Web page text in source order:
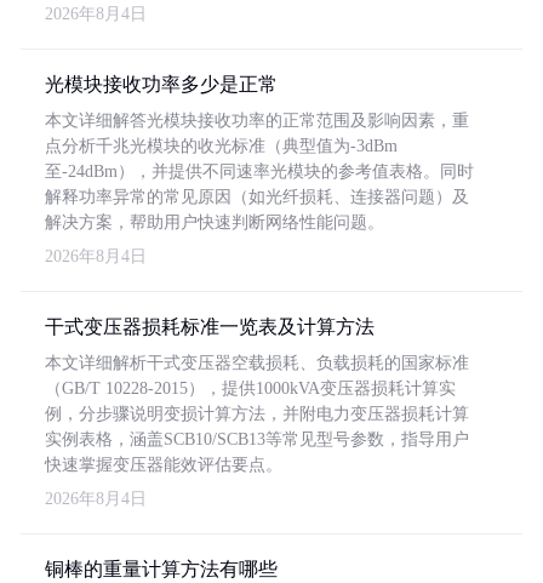
2026年8月4日
光模块接收功率多少是正常
本文详细解答光模块接收功率的正常范围及影响因素，重
点分析千兆光模块的收光标准（典型值为-3dBm
至-24dBm），并提供不同速率光模块的参考值表格。同时
解释功率异常的常见原因（如光纤损耗、连接器问题）及
解决方案，帮助用户快速判断网络性能问题。
2026年8月4日
干式变压器损耗标准一览表及计算方法
本文详细解析干式变压器空载损耗、负载损耗的国家标准
（GB/T 10228-2015），提供1000kVA变压器损耗计算实
例，分步骤说明变损计算方法，并附电力变压器损耗计算
实例表格，涵盖SCB10/SCB13等常见型号参数，指导用户
快速掌握变压器能效评估要点。
2026年8月4日
铜棒的重量计算方法有哪些